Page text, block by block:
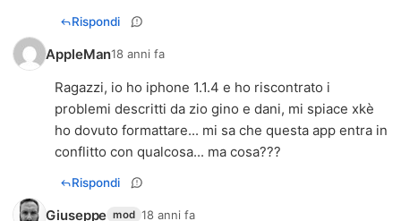
Rispondi
AppleMan18 anni fa
Ragazzi, io ho iphone 1.1.4 e ho riscontrato i
problemi descritti da zio gino e dani, mi spiace xkè
ho dovuto formattare... mi sa che questa app entra in
conflitto con qualcosa... ma cosa???
Rispondi
Giuseppe mod 18 anni fa